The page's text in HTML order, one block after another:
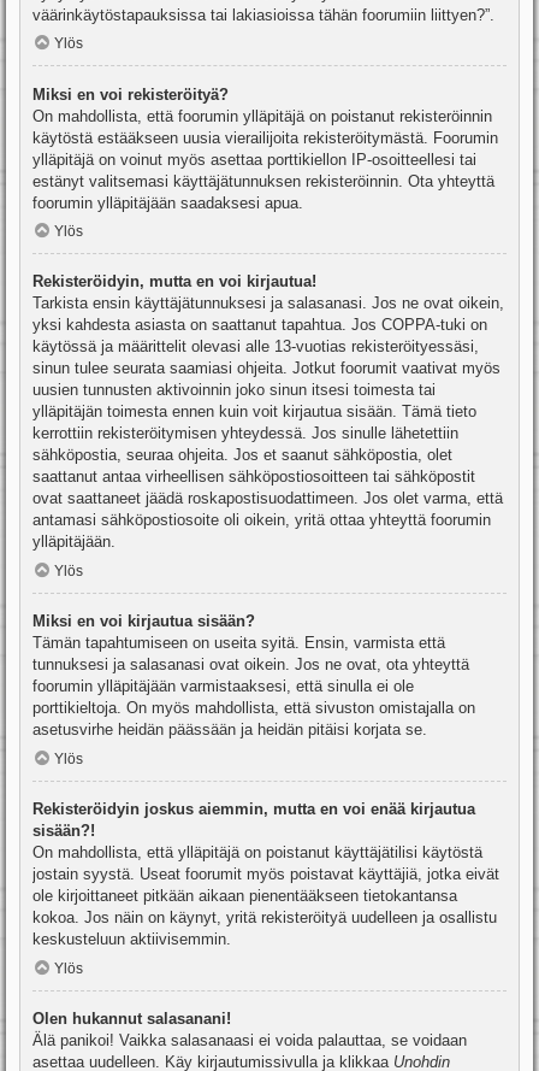
väärinkäytöstapauksissa tai lakiasioissa tähän foorumiin liittyen?”.
Ylös
Miksi en voi rekisteröityä?
On mahdollista, että foorumin ylläpitäjä on poistanut rekisteröinnin
käytöstä estääkseen uusia vierailijoita rekisteröitymästä. Foorumin
ylläpitäjä on voinut myös asettaa porttikiellon IP-osoitteellesi tai
estänyt valitsemasi käyttäjätunnuksen rekisteröinnin. Ota yhteyttä
foorumin ylläpitäjään saadaksesi apua.
Ylös
Rekisteröidyin, mutta en voi kirjautua!
Tarkista ensin käyttäjätunnuksesi ja salasanasi. Jos ne ovat oikein,
yksi kahdesta asiasta on saattanut tapahtua. Jos COPPA-tuki on
käytössä ja määrittelit olevasi alle 13-vuotias rekisteröityessäsi,
sinun tulee seurata saamiasi ohjeita. Jotkut foorumit vaativat myös
uusien tunnusten aktivoinnin joko sinun itsesi toimesta tai
ylläpitäjän toimesta ennen kuin voit kirjautua sisään. Tämä tieto
kerrottiin rekisteröitymisen yhteydessä. Jos sinulle lähetettiin
sähköpostia, seuraa ohjeita. Jos et saanut sähköpostia, olet
saattanut antaa virheellisen sähköpostiosoitteen tai sähköpostit
ovat saattaneet jäädä roskapostisuodattimeen. Jos olet varma, että
antamasi sähköpostiosoite oli oikein, yritä ottaa yhteyttä foorumin
ylläpitäjään.
Ylös
Miksi en voi kirjautua sisään?
Tämän tapahtumiseen on useita syitä. Ensin, varmista että
tunnuksesi ja salasanasi ovat oikein. Jos ne ovat, ota yhteyttä
foorumin ylläpitäjään varmistaaksesi, että sinulla ei ole
porttikieltoja. On myös mahdollista, että sivuston omistajalla on
asetusvirhe heidän päässään ja heidän pitäisi korjata se.
Ylös
Rekisteröidyin joskus aiemmin, mutta en voi enää kirjautua
sisään?!
On mahdollista, että ylläpitäjä on poistanut käyttäjätilisi käytöstä
jostain syystä. Useat foorumit myös poistavat käyttäjiä, jotka eivät
ole kirjoittaneet pitkään aikaan pienentääkseen tietokantansa
kokoa. Jos näin on käynyt, yritä rekisteröityä uudelleen ja osallistu
keskusteluun aktiivisemmin.
Ylös
Olen hukannut salasanani!
Älä panikoi! Vaikka salasanaasi ei voida palauttaa, se voidaan
asettaa uudelleen. Käy kirjautumissivulla ja klikkaa Unohdin